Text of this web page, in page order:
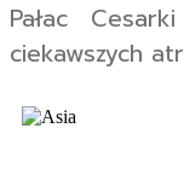
Pałac
ciekawszych